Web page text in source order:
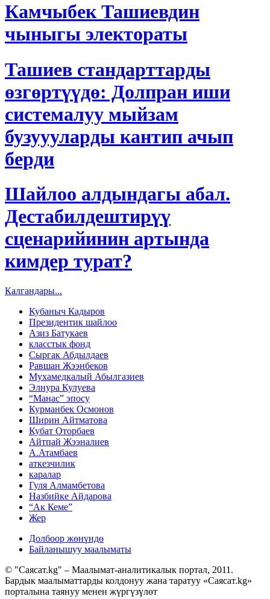
Камчыбек Ташиевдин
чыныгы электораты
Ташиев стандарттарды
өзгөртүүдө: Долпран иши
системалуу мыйзам
бузуууларды кантип ачып
берди
Шайлоо алдындагы абал.
Дестабилдештирүү
сценарийинин артында
кимдер турат?
Калгандары...
Кубаныч Кадыров
Президентик шайлоо
Азиз Батукаев
класстык фонд
Сыргак Абдылдаев
Равшан Жээнбеков
Мухамедкалый Абылгазиев
Элнура Кулуева
“Манас” эпосу
Курманбек Осмонов
Ширин Айтматова
Кубат Оторбаев
Айтпай Жээналиев
А.Атамбаев
аткезчилик
каралар
Гуля Алмамбетова
Назбийке Айдарова
“Ак Кеме”
Жер
Долбоор жөнүндө
Байланышуу маалыматы
© "Саясат.kg" – Маалымат-аналитикалык портал, 2011.
Бардык маалыматтарды колдонуу жана таратуу «Саясат.kg»
порталына таянуу менен жүргүзүлөт